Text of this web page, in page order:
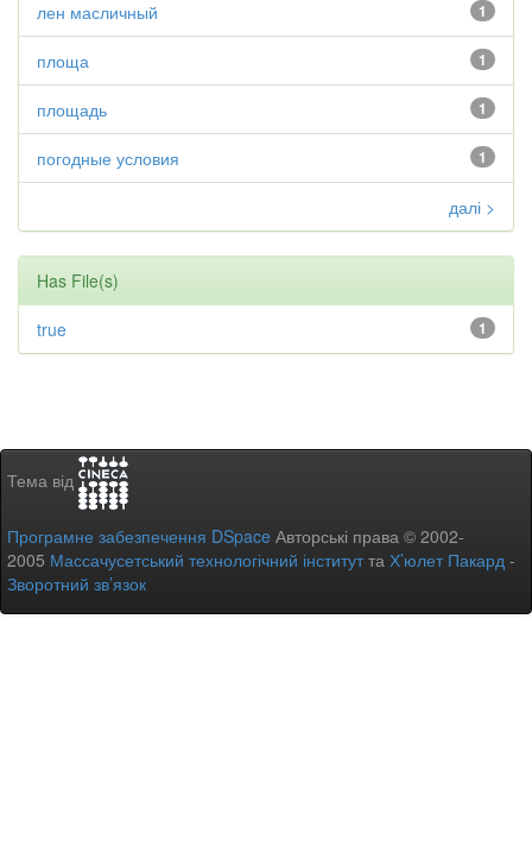
1
лен масличный
1
площа
1
площадь
1
погодные условия
далі >
Has File(s)
1
true
Тема від
Програмне забезпечення DSpace Авторські права © 2002-
2005 Массачусетський технологічний інститутта Х’юлет Пакард -
Зворотний зв’язок